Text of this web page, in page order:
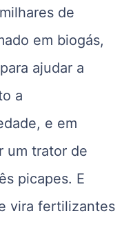
de
em biogás,
ajudar a
a
e em
um trator de
picapes. E
vira fertilizantes